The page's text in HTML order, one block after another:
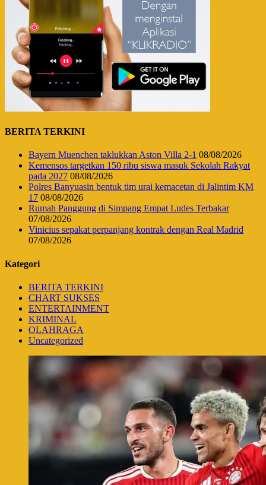
BERITA TERKINI
Bayern Muenchen taklukkan Aston Villa 2-1 08/08/2026
Kemensos targetkan 150 ribu siswa masuk Sekolah Rakyat
pada 2027 08/08/2026
Polres Banyuasin bentuk tim urai kemacetan di Jalintim KM
17 08/08/2026
Rumah Panggung di Simpang Empat Ludes Terbakar
07/08/2026
Vinicius sepakat perpanjang kontrak dengan Real Madrid
07/08/2026
Kategori
BERITA TERKINI
CHART SUKSES
ENTERTAINMENT
KRIMINAL
OLAHRAGA
Uncategorized